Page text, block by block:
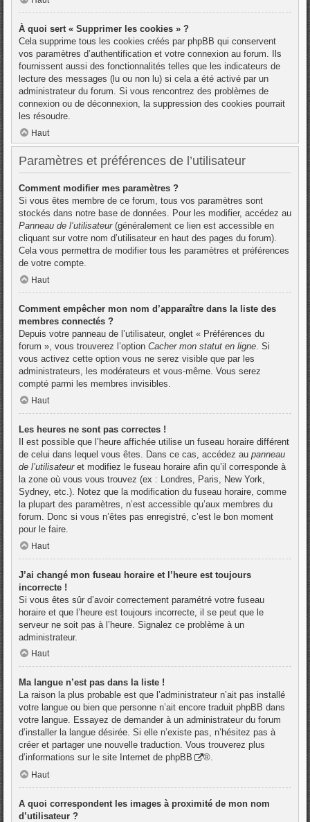
À quoi sert « Supprimer les cookies » ?
Cela supprime tous les cookies créés par phpBB qui conservent
vos paramètres d’authentification et votre connexion au forum. Ils
fournissent aussi des fonctionnalités telles que les indicateurs de
lecture des messages (lu ou non lu) si cela a été activé par un
administrateur du forum. Si vous rencontrez des problèmes de
connexion ou de déconnexion, la suppression des cookies pourrait
les résoudre.
Haut
Paramètres et préférences de l’utilisateur
Comment modifier mes paramètres ?
Si vous êtes membre de ce forum, tous vos paramètres sont
stockés dans notre base de données. Pour les modifier, accédez au
Panneau de l’utilisateur(généralement ce lien est accessible en
cliquant sur votre nom d’utilisateur en haut des pages du forum).
Cela vous permettra de modifier tous les paramètres et préférences
de votre compte.
Haut
Comment empêcher mon nom d’apparaître dans la liste des
membres connectés ?
Depuis votre panneau de l’utilisateur, onglet « Préférences du
forum », vous trouverez l’option Cacher mon statut en ligne. Si
vous activez cette option vous ne serez visible que par les
administrateurs, les modérateurs et vous-même. Vous serez
compté parmi les membres invisibles.
Haut
Les heures ne sont pas correctes !
Il est possible que l’heure affichée utilise un fuseau horaire différent
de celui dans lequel vous êtes. Dans ce cas, accédez au panneau
de l’utilisateuret modifiez le fuseau horaire afin qu’il corresponde à
la zone où vous vous trouvez (ex : Londres, Paris, New York,
Sydney, etc.). Notez que la modification du fuseau horaire, comme
la plupart des paramètres, n’est accessible qu’aux membres du
forum. Donc si vous n’êtes pas enregistré, c’est le bon moment
pour le faire.
Haut
J’ai changé mon fuseau horaire et l’heure est toujours
incorrecte !
Si vous êtes sûr d’avoir correctement paramétré votre fuseau
horaire et que l’heure est toujours incorrecte, il se peut que le
serveur ne soit pas à l’heure. Signalez ce problème à un
administrateur.
Haut
Ma langue n’est pas dans la liste !
La raison la plus probable est que l’administrateur n’ait pas installé
votre langue ou bien que personne n’ait encore traduit phpBB dans
votre langue. Essayez de demander à un administrateur du forum
d’installer la langue désirée. Si elle n’existe pas, n’hésitez pas à
créer et partager une nouvelle traduction. Vous trouverez plus
d’informations sur le site Internet de phpBB ®.
Haut
A quoi correspondent les images à proximité de mon nom
d’utilisateur ?